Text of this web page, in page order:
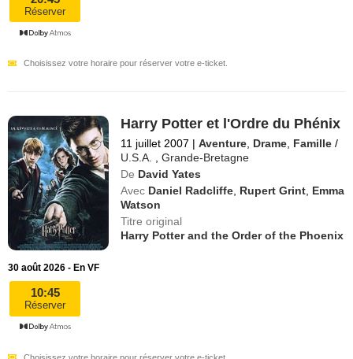
Réserver
Choisissez votre horaire pour réserver votre e-ticket.
Harry Potter et l'Ordre du Phénix
11 juillet 2007 | Aventure Drame Famille /
U.S.A.
,Grande-Bretagne
De David Yates
Avec Daniel Radcliffe Rupert Grint Emma
Watson
Titre original
Harry Potter and the Order of the Phoenix
30 août 2026 - En VF
10:45
Réserver
Choisissez votre horaire pour réserver votre e-ticket.